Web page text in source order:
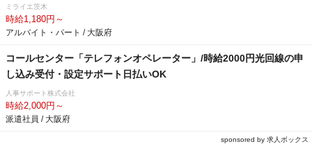
ミライエ茨木
時給1,180円～
アルバイト・パート / 大阪府
コールセンター「テレフォンオペレーター」/時給2000円光回線の申
し込み受付・設定サポート日払いOK
人事サポート株式会社
時給2,000円～
派遣社員 / 大阪府
sponsored by 求人ボックス